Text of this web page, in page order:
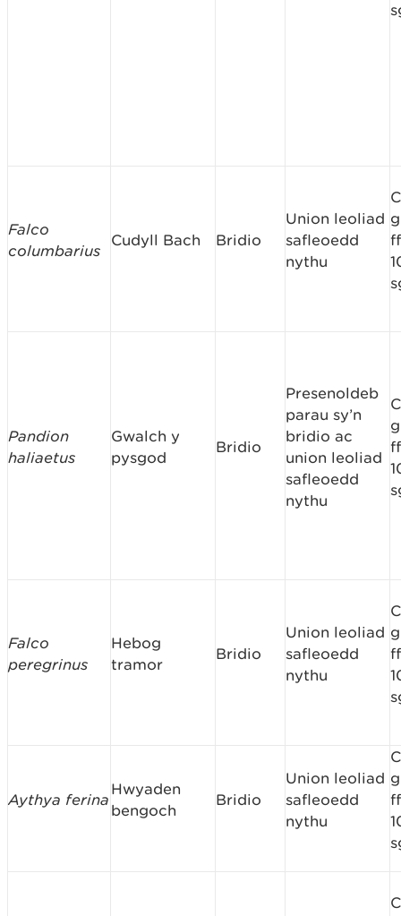
Falco
columbarius
Cudyll Bach Bridio
Union leoliad
safleoedd
nythu
Pandion
haliaetus
Gwalch y
pysgod
Bridio
Presenoldeb
parau sy’n
bridio ac
union leoliad
safleoedd
nythu
Falco
peregrinus
Hebog
tramor
Bridio
Union leoliad
safleoedd
nythu
Aythya ferina
Hwyaden
bengoch
Bridio
Union leoliad
safleoedd
nythu